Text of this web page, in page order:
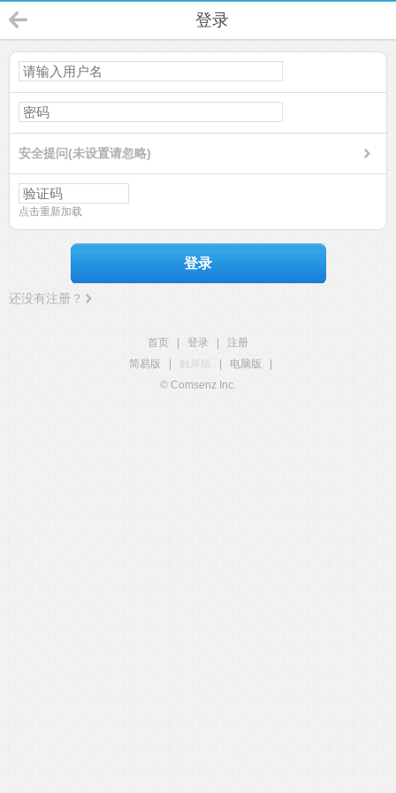
登录
安全提问(未设置请忽略)
点击重新加载
登录
还没有注册？
首页 登录
注册
简易版
触屏版 电脑版
© Comsenz Inc.